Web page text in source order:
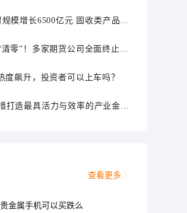
模增长6500亿元 固收类产品仍
零”！多家期货公司全面终止居
度飙升，投资者可以上车吗？
打造最具活力与效率的产业金融
查看更多
贵金属手机可以买跌么